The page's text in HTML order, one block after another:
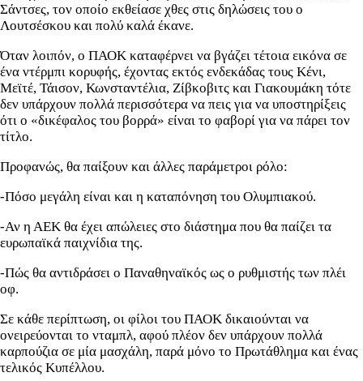
Σάντσες, τον οποίο εκθείασε χθες στις δηλώσεις του ο
Λουτσέσκου και πολύ καλά έκανε.
Όταν λοιπόν, ο ΠΑΟΚ καταφέρνει να βγάζει τέτοια εικόνα σε
ένα ντέρμπι κορυφής, έχοντας εκτός ενδεκάδας τους Κένι,
Μεϊτέ, Τάισον, Κωνσταντέλια, Ζίβκοβιτς και Γιακουμάκη τότε
δεν υπάρχουν πολλά περισσότερα να πεις για να υποστηρίξεις
ότι ο «δικέφαλος του βορρά» είναι το φαβορί για να πάρει τον
τίτλο.
Προφανώς, θα παίξουν και άλλες παράμετροι ρόλο:
-Πόσο μεγάλη είναι και η καταπόνηση του Ολυμπιακού.
-Αν η ΑΕΚ θα έχει απώλειες στο διάστημα που θα παίζει τα
ευρωπαϊκά παιχνίδια της.
-Πώς θα αντιδράσει ο Παναθηναϊκός ως ο ρυθμιστής των πλέι
οφ.
Σε κάθε περίπτωση, οι φίλοι του ΠΑΟΚ δικαιούνται να
ονειρεύονται το νταμπλ, αφού πλέον δεν υπάρχουν πολλά
καρπούζια σε μία μασχάλη, παρά μόνο το Πρωτάθλημα και ένας
τελικός Κυπέλλου.